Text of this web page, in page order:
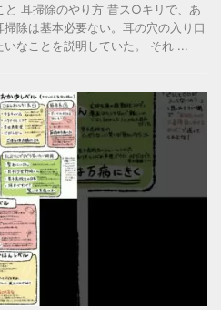
耳掃除のやり方 昔ス○キリで、あ
除は基本必要ない。耳の穴の入り口
なことを説明していた。 それ ...